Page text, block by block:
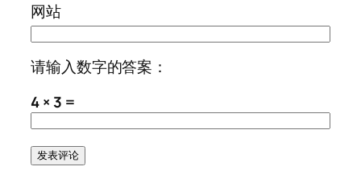
网站
请输入数字的答案：
4 × 3 =